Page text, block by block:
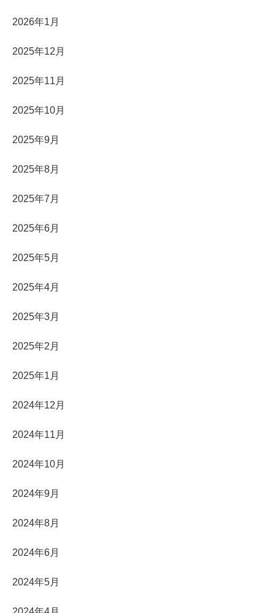
2026年1月
2025年12月
2025年11月
2025年10月
2025年9月
2025年8月
2025年7月
2025年6月
2025年5月
2025年4月
2025年3月
2025年2月
2025年1月
2024年12月
2024年11月
2024年10月
2024年9月
2024年8月
2024年6月
2024年5月